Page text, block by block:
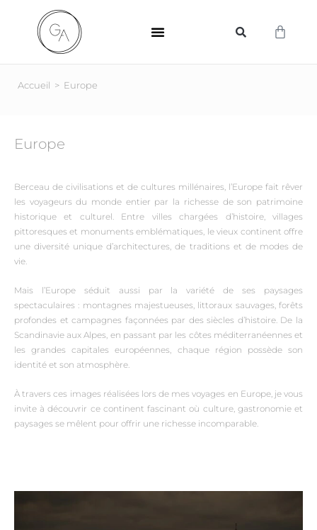
Accueil > Europe
Europe
Berceau de civilisations et de cultures millénaires, l’Europe fait rêver
les voyageurs du monde entier par la richesse de son patrimoine
historique et culturel. Entre villes chargées d’histoire, villages
pittoresques et monuments emblématiques, le vieux continent offre
une diversité unique d’architectures, de traditions et de modes de
vie.
Mais l’Europe séduit aussi par la variété de ses paysages
spectaculaires : montagnes majestueuses, littoraux sauvages, forêts
profondes et campagnes façonnées par des siècles d’histoire. De la
Scandinavie aux Alpes, en passant par les côtes méditerranéennes et
les grandes capitales européennes, chaque région possède son
identité et son atmosphère.
À travers ces images réalisées lors de mes voyages en Europe, je vous
invite à découvrir ce continent fascinant où culture, gastronomie et
paysages se mêlent pour offrir une richesse incomparable.